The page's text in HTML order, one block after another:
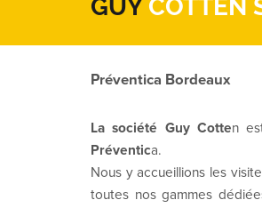
GUYCOTTEN
Préventica Bordeaux
La société Guy Cotten
Préventica.
Nous y accueillions les
toutes nos gammes